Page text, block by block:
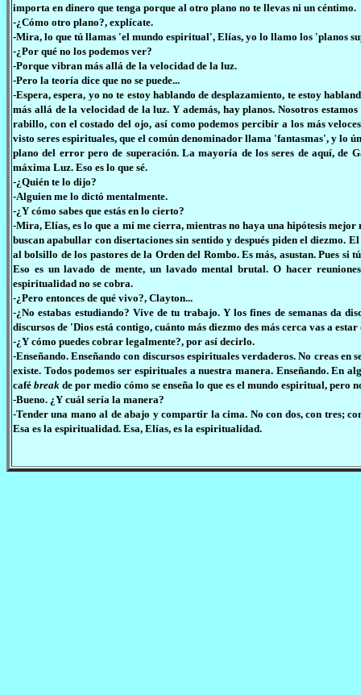
importa en dinero que tenga porque al otro plano no te llevas ni un céntimo.
-¿Cómo otro plano?, explícate.
-Mira, lo que tú llamas 'el mundo espiritual', Elías, yo lo llamo los 'planos
-¿Por qué no los podemos ver?
-Porque vibran más allá de la velocidad de la luz.
-Pero la teoría dice que no se puede...
-Espera, espera, yo no te estoy hablando de desplazamiento, te estoy
más allá de la velocidad de la luz. Y además, hay planos. Nosotros
rabillo, con el costado del ojo, así como podemos percibir a los más
visto seres espirituales, que el común denominador llama 'fantasmas', y lo
plano del error pero de superación. La mayoría de los seres de aquí, de
máxima Luz. Eso es lo que sé.
-¿Quién te lo dijo?
-Alguien me lo dictó mentalmente.
-¿Y cómo sabes que estás en lo cierto?
-Mira, Elías, es lo que a mí me cierra, mientras no haya una hipótesis
buscan apabullar con disertaciones sin sentido y después piden el diezmo.
al bolsillo de los pastores de la Orden del Rombo. Es más, asustan. Pues si
Eso es un lavado de mente, un lavado mental brutal. O hacer
espiritualidad no se cobra.
-¿Pero entonces de qué vivo?, Clayton...
-¿No estabas estudiando? Vive de tu trabajo. Y los fines de semanas da
discursos de 'Dios está contigo, cuánto más diezmo des más cerca vas a
-¿Y cómo puedes cobrar legalmente?, por así decirlo.
-Enseñando. Enseñando con discursos espirituales verdaderos. No creas
existe. Todos podemos ser espirituales a nuestra manera. Enseñando. En
café break de por medio cómo se enseña lo que es el mundo espiritual,
-Bueno. ¿Y cuál sería la manera?
-Tender una mano al de abajo y compartir la cima. No con dos, con tres;
Esa es la espiritualidad. Esa, Elías, es la espiritualidad.